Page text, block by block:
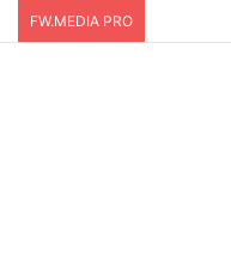
FW.MEDIA PRO